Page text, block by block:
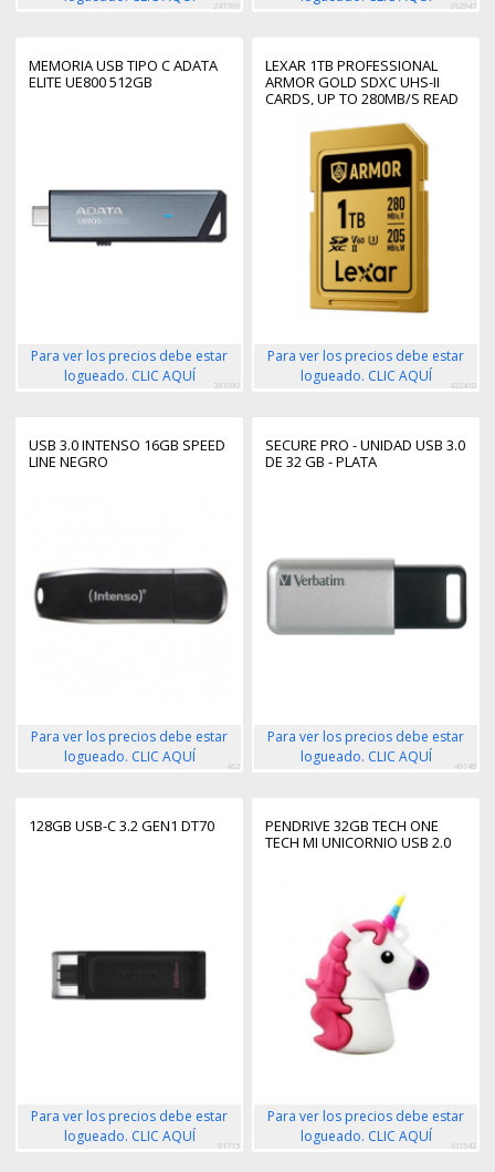
247786 262947
MEMORIA USB TIPO C ADATA
ELITE UE800 512GB
Para ver los precios debe estar
logueado. CLIC AQUÍ
391092
LEXAR 1TB PROFESSIONAL
ARMOR GOLD SDXC UHS-II
CARDS, UP TO 280MB/S READ
U3,STAINLESS STEEL CASING,
Para ver los precios debe estar
logueado. CLIC AQUÍ
422410
USB 3.0 INTENSO 16GB SPEED
LINE NEGRO
Para ver los precios debe estar
logueado. CLIC AQUÍ
462
SECURE PRO - UNIDAD USB 3.0
DE 32 GB - PLATA
Para ver los precios debe estar
logueado. CLIC AQUÍ
49148
128GB USB-C 3.2 GEN1 DT70
Para ver los precios debe estar
logueado. CLIC AQUÍ
91715
PENDRIVE 32GB TECH ONE
TECH MI UNICORNIO USB 2.0
Para ver los precios debe estar
logueado. CLIC AQUÍ
101542